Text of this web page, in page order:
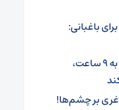
باغبانی:
محدودکردن زمان غذاخوردن به ۹ ساعت،
بر چشم‌ها!